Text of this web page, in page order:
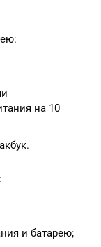
на 10
и батарею;